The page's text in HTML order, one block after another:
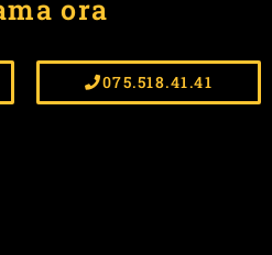
ora
075.518.41.41